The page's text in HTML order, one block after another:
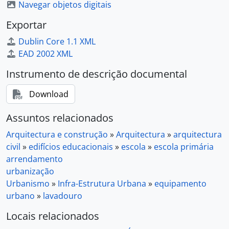
[Série] Editais
[Subsecção] Presidente da Câmara
[Secção] Património
[Secção] Serviços Financeiros
[Secção] Eleições
[Secção] Funções Militares
[Secção] Justiça
[Secção] Controlo das Atividades Económicas
[Secção] Obras Municipais
[Secção] Habitação
[Secção] Saúde e Assistência
[Secção] Cultura
Navegar objetos digitais
Exportar
Dublin Core 1.1 XML
EAD 2002 XML
Instrumento de descrição documental
Download
Assuntos relacionados
Arquitectura e construção »Arquitectura »arquitectura
civil » edifícios educacionais » escola » escola primária
arrendamento
urbanização
Urbanismo » Infra-Estrutura Urbana » equipamento
urbano » lavadouro
Locais relacionados